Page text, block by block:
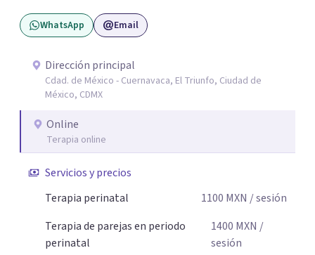
la historia de cada persona y el trabajo conjunto para
desarrollar herramientas que favorezcan el bienestar
que buscar ayuda psicológica es un acto de valentía y
autocuidado. Mi objetivo es acompañarte para que puedas
comprender mejor lo que estás viviendo, fortalecer tus
recursos personales y construir una vida más plena y
congruente con tus necesidades y valores.
WhatsApp Email
Dirección principal
Cdad. de México - Cuernavaca, El Triunfo, Ciudad de
México, CDMX
Online
Terapia online
Servicios y precios
Terapia perinatal
1100 MXN / sesión
Terapia de parejas en periodo
perinatal
1400 MXN /
sesión